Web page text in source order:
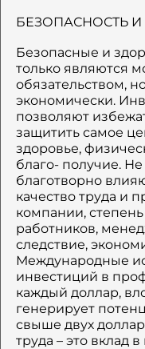
БЕЗОПАСНОСТЬ
Безопасные и
только являются
обязательством,
экономически.
позволяют
защитить самое
здоровье,
благо- получие.
благотворно
качество труда и
компании,
работников,
следствие,
Международные
инвестиций в
каждый доллар,
генерирует
свыше двух
труда – это вклад